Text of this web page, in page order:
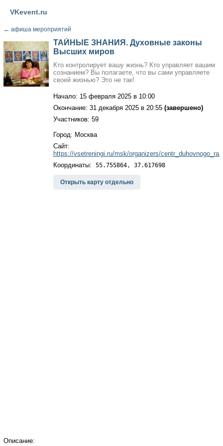
VKevent.ru
← афиша мероприятий
ТАЙНЫЕ ЗНАНИЯ. Духовные законы
Высших миров
Кто контролирует вашу жизнь? Кто управляет вашим
сознанием? Вы полагаете, что вы сами управляете
своей жизнью? Это не так!
Начало: 15 февраля 2025 в 10:00
Окончание: 31 декабря 2025 в 20:55 (завершено)
Участников: 59
Город: Москва
Сайт:
https://vsetreningi.ru/msk/organizers/
Координаты: 55.755864, 37.617698
Открыть карту отдельно
Описание: